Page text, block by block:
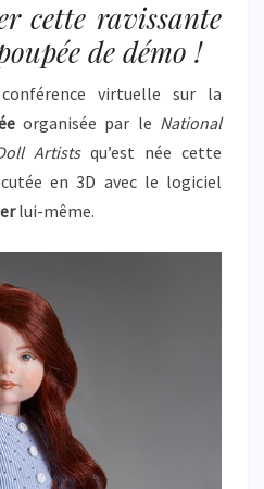
cette ravissante
de démo !
virtuelle sur la
organisée par le National
Artistsqu’est née cette
en 3D avec le logiciel
lui-même.